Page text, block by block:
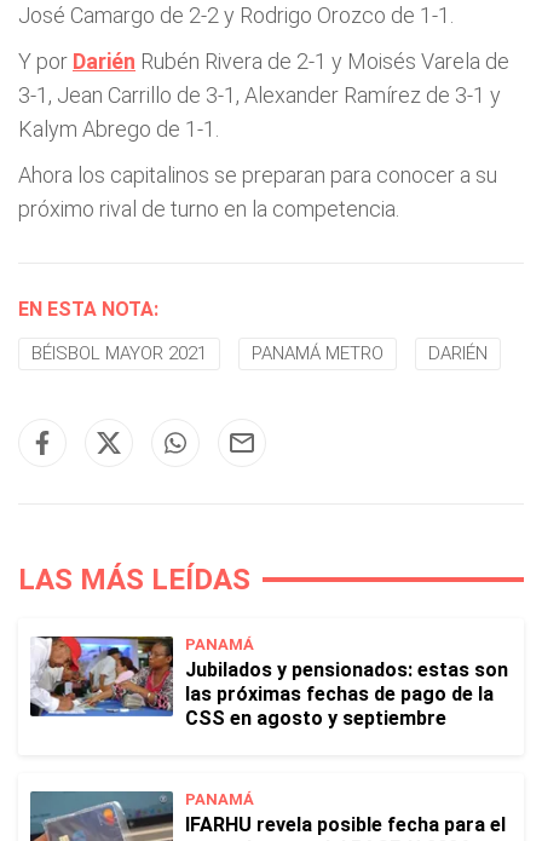
José Camargo de 2-2 y Rodrigo Orozco de 1-1.
Y por Darién Rubén Rivera de 2-1 y Moisés Varela de
3-1, Jean Carrillo de 3-1, Alexander Ramírez de 3-1 y
Kalym Abrego de 1-1.
Ahora los capitalinos se preparan para conocer a su
próximo rival de turno en la competencia.
EN ESTA NOTA:
BÉISBOL MAYOR 2021 PANAMÁ METRO DARIÉN
LAS MÁS LEÍDAS
PANAMÁ
Jubilados y pensionados: estas son
las próximas fechas de pago de la
CSS en agosto y septiembre
PANAMÁ
IFARHU revela posible fecha para el